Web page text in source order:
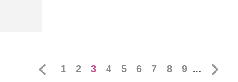
1 2 3 4 5 6 7 8 9 …